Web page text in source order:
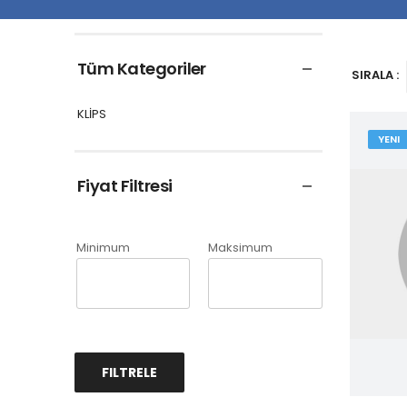
Tüm Kategoriler
KLİPS
Fiyat Filtresi
Minimum Maksimum
FILTRELE
SIRALA :
YENI